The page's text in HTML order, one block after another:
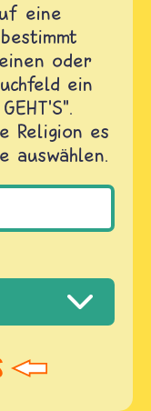
eine
oder
ein
Religion es
auswählen.